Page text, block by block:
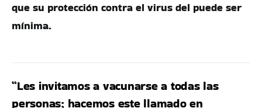
que su protección contra el virus del puede ser
mínima.
“Les invitamos a vacunarse a todas las
personas; hacemos este llamado en